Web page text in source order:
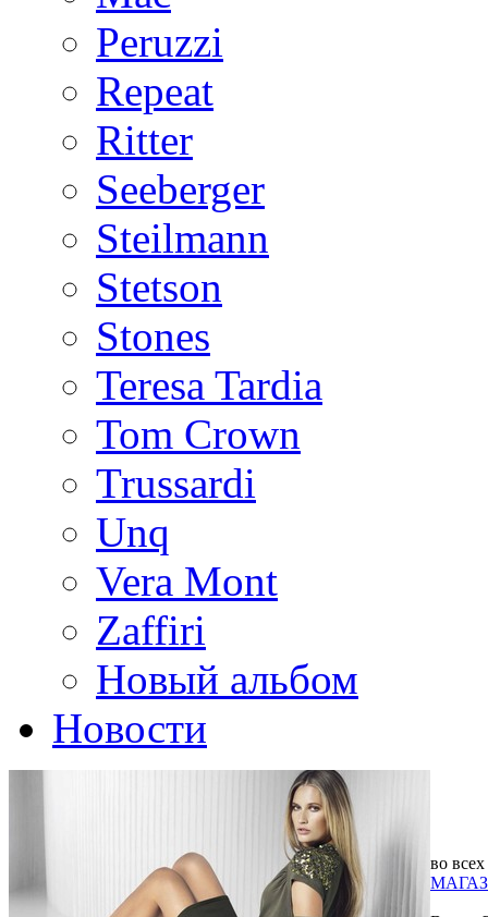
Peruzzi
Repeat
Ritter
Seeberger
Steilmann
Stetson
Stones
Teresa Tardia
Tom Crown
Trussardi
Unq
Vera Mont
Zaffiri
Новый альбом
Новости
во всех